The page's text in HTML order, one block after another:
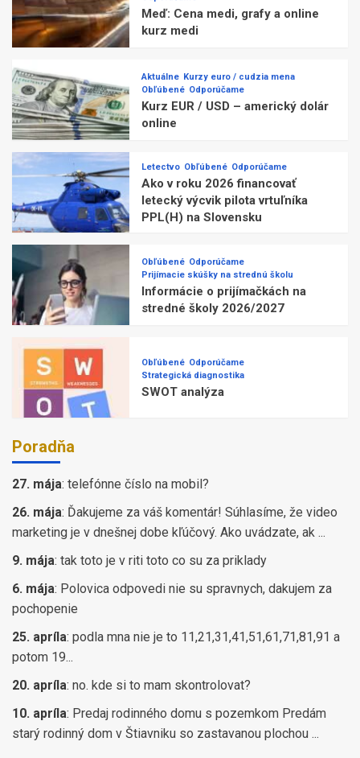
Meď: Cena medi, grafy a online
kurz medi
Aktuálne Kurzy euro / cudzia mena
Obľúbené Odporúčame
Kurz EUR / USD – americký dolár
online
Letectvo Obľúbené Odporúčame
Ako v roku 2026 financovať
letecký výcvik pilota vrtuľníka
PPL(H) na Slovensku
Obľúbené Odporúčame
Prijímacie skúšky na strednú školu
Informácie o prijímačkách na
stredné školy 2026/2027
Obľúbené Odporúčame
Strategická diagnostika
SWOT analýza
Poradňa
27. mája: telefónne číslo na mobil?
26. mája: Ďakujeme za váš komentár! Súhlasíme, že video
marketing je v dnešnej dobe kľúčový. Ako uvádzate, ak ...
9. mája: tak toto je v riti toto co su za priklady
6. mája: Polovica odpovedi nie su spravnych, dakujem za
pochopenie
25. apríla: podla mna nie je to 11,21,31,41,51,61,71,81,91 a
potom 19...
20. apríla: no. kde si to mam skontrolovat?
10. apríla: Predaj rodinného domu s pozemkom Predám
starý rodinný dom v Štiavniku so zastavanou plochou ...